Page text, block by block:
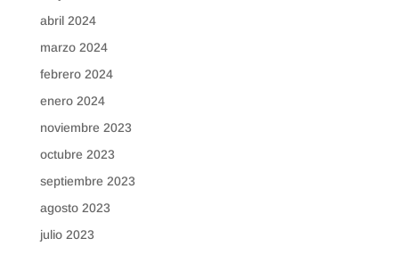
abril 2024
marzo 2024
febrero 2024
enero 2024
noviembre 2023
octubre 2023
septiembre 2023
agosto 2023
julio 2023